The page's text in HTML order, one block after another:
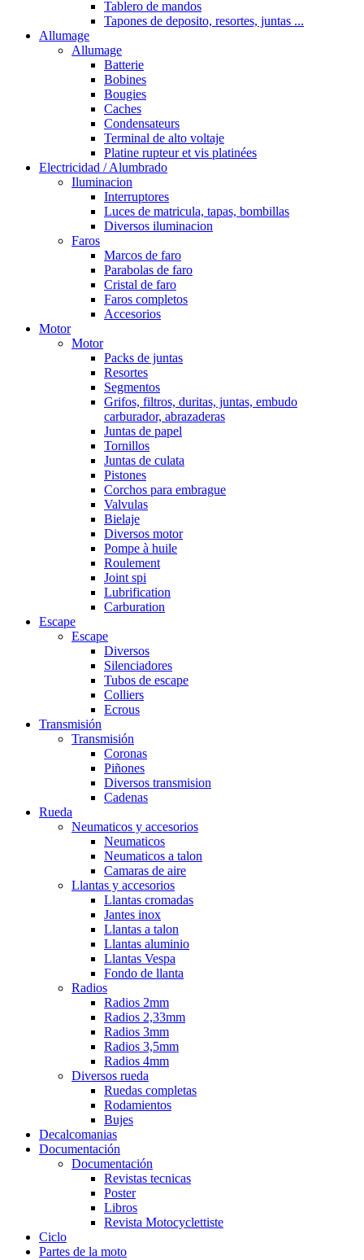
Tablero de mandos
Tapones de deposito, resortes, juntas ...
Allumage
Allumage
Batterie
Bobines
Bougies
Caches
Condensateurs
Terminal de alto voltaje
Platine rupteur et vis platinées
Electricidad / Alumbrado
Iluminacion
Interruptores
Luces de matricula, tapas, bombillas
Diversos iluminacion
Faros
Marcos de faro
Parabolas de faro
Cristal de faro
Faros completos
Accesorios
Motor
Motor
Packs de juntas
Resortes
Segmentos
Grifos, filtros, duritas, juntas, embudo
carburador, abrazaderas
Juntas de papel
Tornillos
Juntas de culata
Pistones
Corchos para embrague
Valvulas
Bielaje
Diversos motor
Pompe à huile
Roulement
Joint spi
Lubrification
Carburation
Escape
Escape
Diversos
Silenciadores
Tubos de escape
Colliers
Ecrous
Transmisión
Transmisión
Coronas
Piñones
Diversos transmision
Cadenas
Rueda
Neumaticos y accesorios
Neumaticos
Neumaticos a talon
Camaras de aire
Llantas y accesorios
Llantas cromadas
Jantes inox
Llantas a talon
Llantas aluminio
Llantas Vespa
Fondo de llanta
Radios
Radios 2mm
Radios 2,33mm
Radios 3mm
Radios 3,5mm
Radios 4mm
Diversos rueda
Ruedas completas
Rodamientos
Bujes
Decalcomanias
Documentación
Documentación
Revistas tecnicas
Poster
Libros
Revista Motocyclettiste
Ciclo
Partes de la moto